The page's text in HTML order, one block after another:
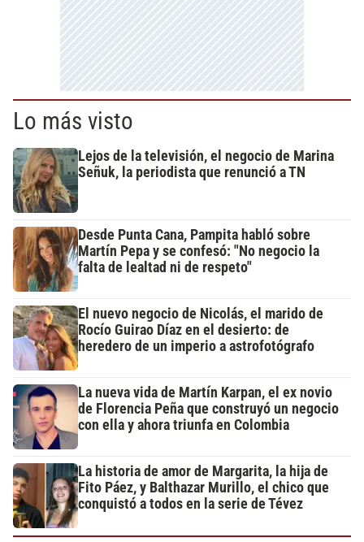
Lo más visto
Lejos de la televisión, el negocio de Marina
Señuk, la periodista que renunció a TN
Desde Punta Cana, Pampita habló sobre
Martín Pepa y se confesó: "No negocio la
falta de lealtad ni de respeto"
El nuevo negocio de Nicolás, el marido de
Rocío Guirao Díaz en el desierto: de
heredero de un imperio a astrofotógrafo
La nueva vida de Martín Karpan, el ex novio
de Florencia Peña que construyó un negocio
con ella y ahora triunfa en Colombia
La historia de amor de Margarita, la hija de
Fito Páez, y Balthazar Murillo, el chico que
conquistó a todos en la serie de Tévez